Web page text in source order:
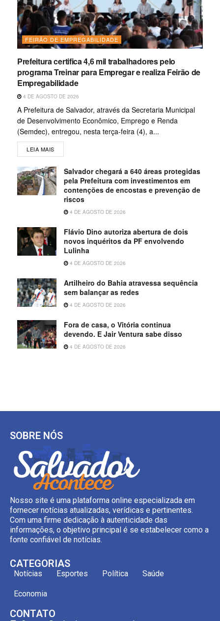
FEIRÃO DE EMPREGABILIDADE
Prefeitura certifica 4,6 mil trabalhadores pelo
programa Treinar para Empregar e realiza Feirão de
Empregabilidade
4 DE AGOSTO DE 2026
A Prefeitura de Salvador, através da Secretaria Municipal
de Desenvolvimento Econômico, Emprego e Renda
(Semdec), entregou, nesta terça-feira (4), a...
LEIA MAIS
Salvador chegará a 640 áreas protegidas
pela Prefeitura com investimentos em
contenções de encostas e prevenção de
riscos
4 DE AGOSTO DE 2026
Flávio Dino autoriza abertura de dois
novos inquéritos da PF envolvendo
Lulinha
4 DE AGOSTO DE 2026
Artilheiro do Bahia atravessa sequência
sem balançar as redes
4 DE AGOSTO DE 2026
Fora de casa, o Vitória continua
devendo. E Jair Ventura sabe disso
4 DE AGOSTO DE 2026
SOBRE NÓS
Nosso site é uma plataforma online especializada em
fornecer notícias atualizadas, verídicas e pertinentes.
Com uma firme dedicação à autenticidade das
informações, o objetivo principal é se estabelecer como a
fonte confiável de notícias.
CATEGORIAS
Notícias Esportes Política Saúde
Economia
CONTATO